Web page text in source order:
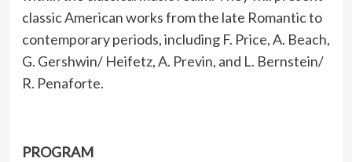
classic American works from the late Romantic to
contemporary periods, including F. Price, A. Beach,
G. Gershwin/ Heifetz, A. Previn, and L. Bernstein/
R. Penaforte.
PROGRAM